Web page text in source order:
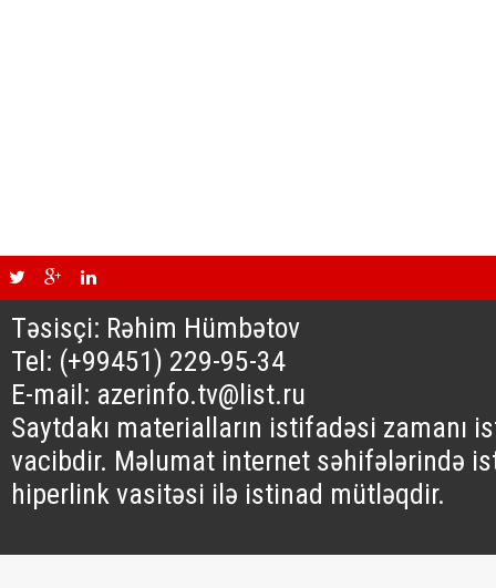
Təsisçi: Rəhim Hümbətov
Tel: (+99451) 229-95-34
E-mail: azerinfo.tv@list.ru
Saytdakı materialların istifadəsi zamanı
vacibdir. Məlumat internet səhifələrində
hiperlink vasitəsi ilə istinad mütləqdir.